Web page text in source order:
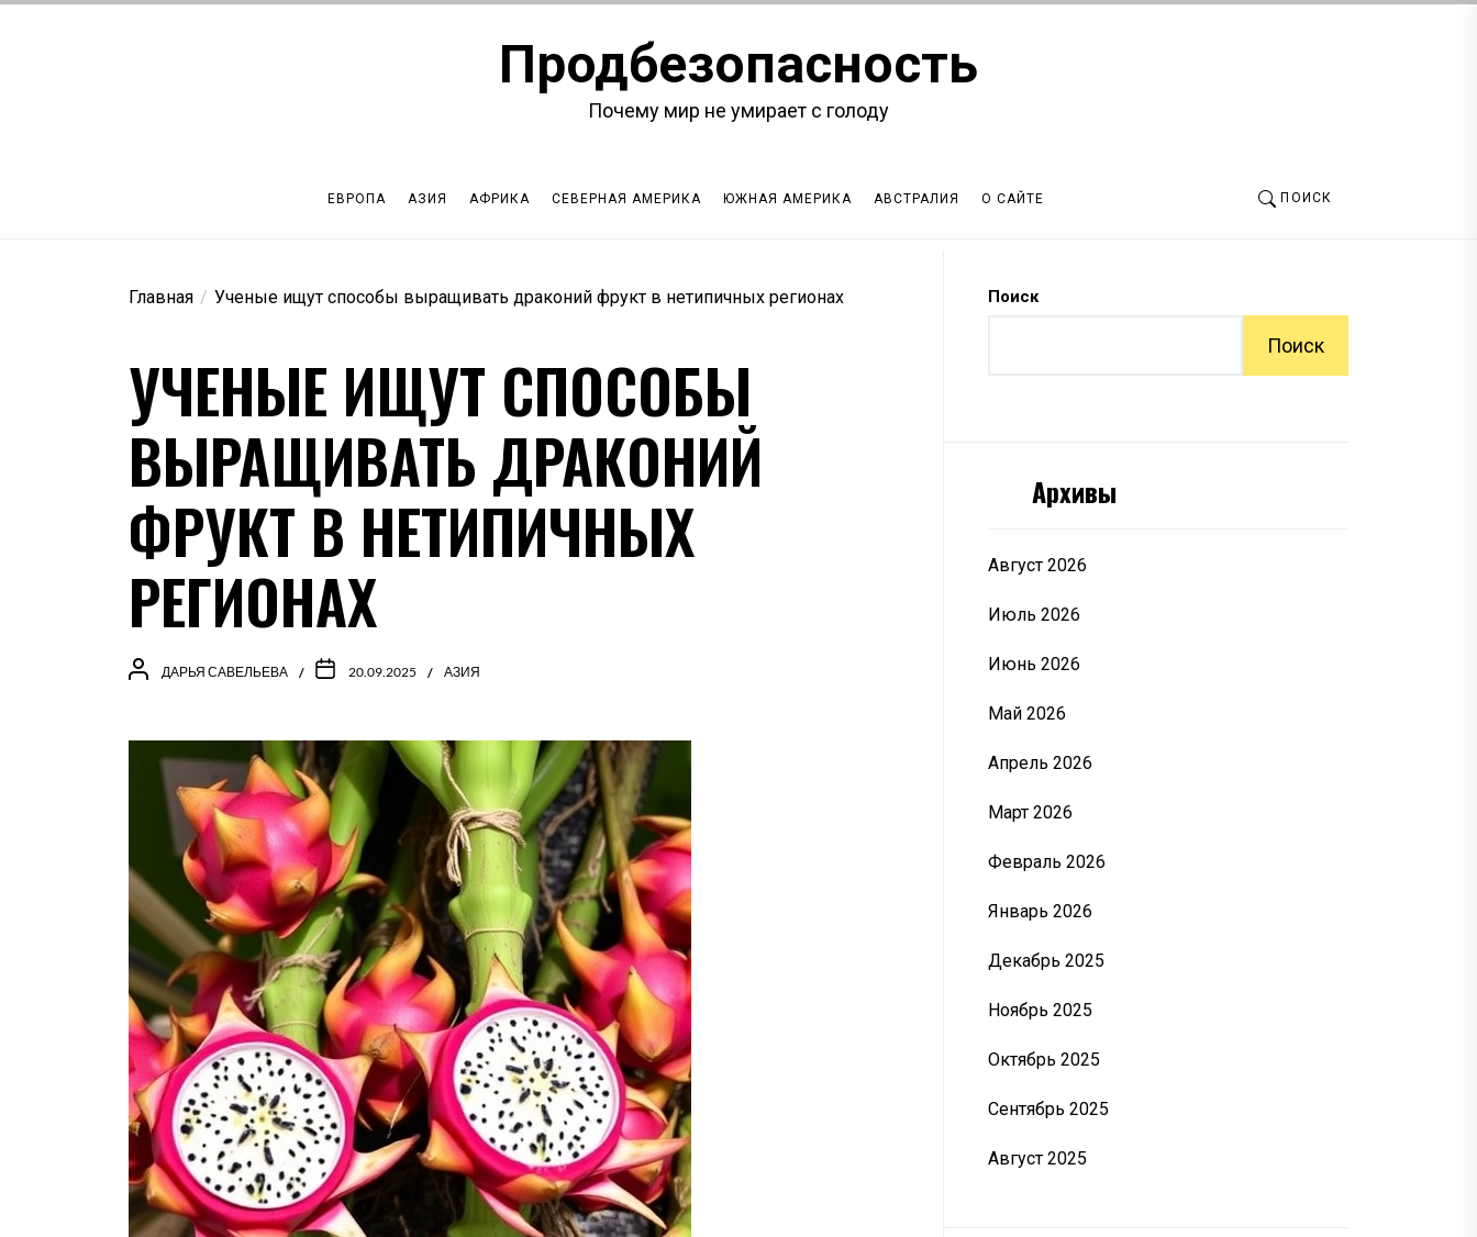
Продбезопасность
Почему мир не умирает с голоду
ЕВРОПА АЗИЯ АФРИКА СЕВЕРНАЯ АМЕРИКА ЮЖНАЯ АМЕРИКА АВСТРАЛИЯ О САЙТЕ ПОИСК
Главная Ученые ищут способы выращивать драконий фрукт в нетипичных регионах
УЧЕНЫЕ ИЩУТ СПОСОБЫ
ВЫРАЩИВАТЬ ДРАКОНИЙ
ФРУКТ В НЕТИПИЧНЫХ
РЕГИОНАХ
ДАРЬЯ САВЕЛЬЕВА 20.09.2025 АЗИЯ
Поиск
Поиск
Архивы
Август 2026
Июль 2026
Июнь 2026
Май 2026
Апрель 2026
Март 2026
Февраль 2026
Январь 2026
Декабрь 2025
Ноябрь 2025
Октябрь 2025
Сентябрь 2025
Август 2025